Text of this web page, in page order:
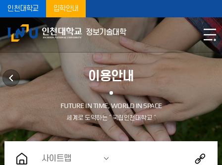
인천대학교 입학안내
정보기술대학
이용안내
사이트맵